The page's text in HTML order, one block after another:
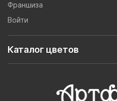
Франшиза
Войти
Каталог цветов